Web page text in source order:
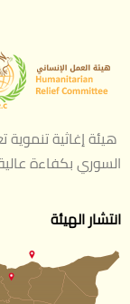
هيئة إغاثية
السوري بكفاءة
انتشار الهيئة